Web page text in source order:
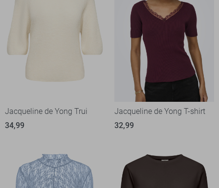
Jacqueline de Yong Trui
34,99
Jacqueline de Yong T-shirt
32,99